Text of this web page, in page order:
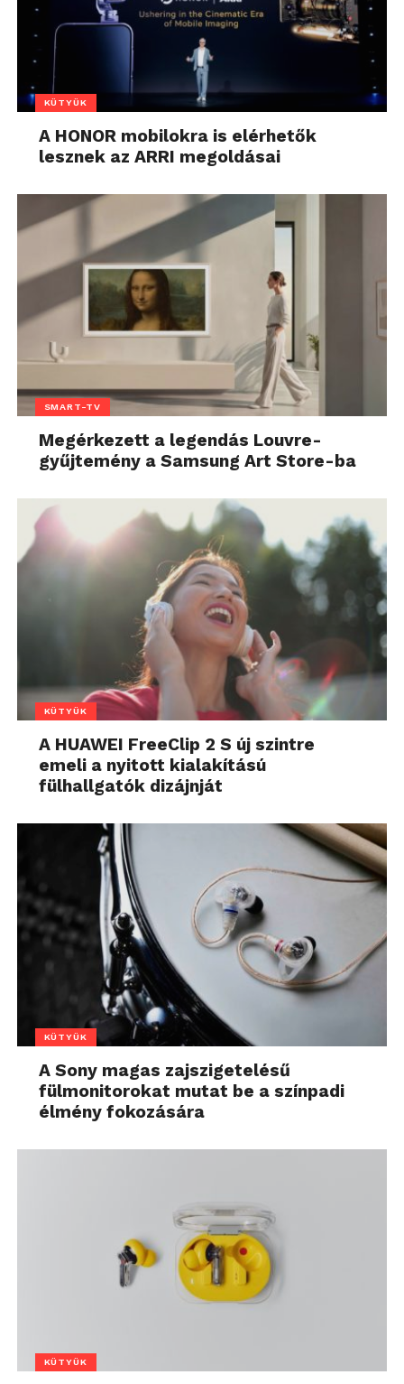
KÜTYÜK
A HONOR mobilokra is elérhetők
lesznek az ARRI megoldásai
SMART-TV
Megérkezett a legendás Louvre-
gyűjtemény a Samsung Art Store-ba
KÜTYÜK
A HUAWEI FreeClip 2 S új szintre
emeli a nyitott kialakítású
fülhallgatók dizájnját
KÜTYÜK
A Sony magas zajszigetelésű
fülmonitorokat mutat be a színpadi
élmény fokozására
KÜTYÜK